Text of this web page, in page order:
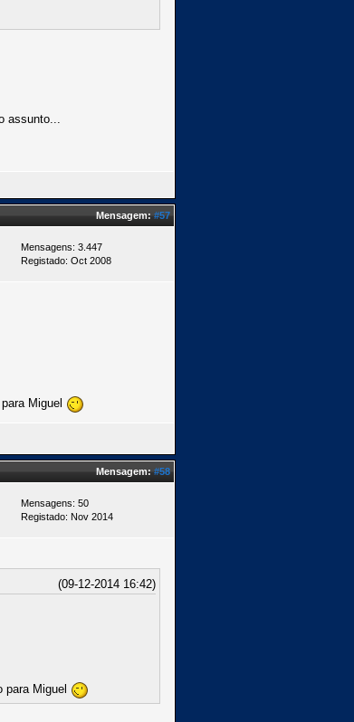
assunto...
Mensagem:#57
Mensagens: 3.447
Registado: Oct 2008
Miguel
Mensagem:#58
Mensagens: 50
Registado: Nov 2014
(09-12-2014 16:42)
Miguel